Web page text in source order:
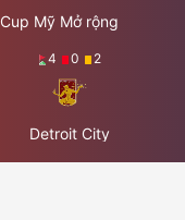
Cup Mỹ Mở rộng
4 0 2
Detroit City